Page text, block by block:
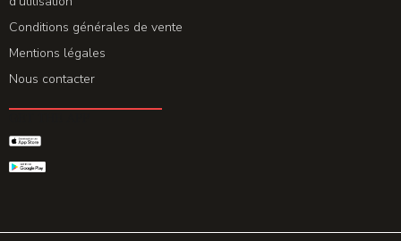
Conditions générales de vente
Mentions légales
Nous contacter